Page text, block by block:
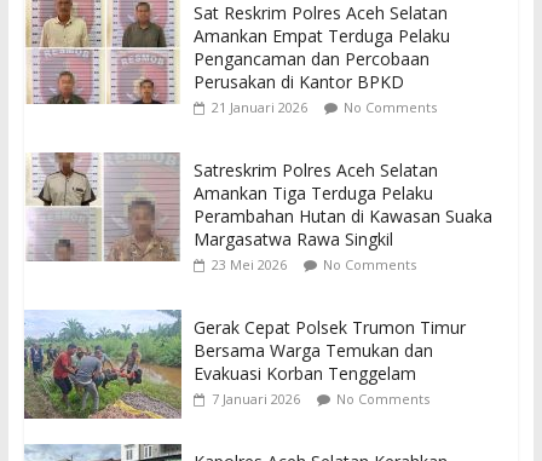
Sat Reskrim Polres Aceh Selatan
Amankan Empat Terduga Pelaku
Pengancaman dan Percobaan
Perusakan di Kantor BPKD
21 Januari 2026 No Comments
Satreskrim Polres Aceh Selatan
Amankan Tiga Terduga Pelaku
Perambahan Hutan di Kawasan Suaka
Margasatwa Rawa Singkil
23 Mei 2026 No Comments
Gerak Cepat Polsek Trumon Timur
Bersama Warga Temukan dan
Evakuasi Korban Tenggelam
7 Januari 2026 No Comments